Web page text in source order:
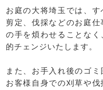
お庭の大将埼玉では、
剪定、伐採などのお庭
の手を煩わせることな
的チェンジいたします。
また、お手入れ後のゴミ
お客様自身での刈草や